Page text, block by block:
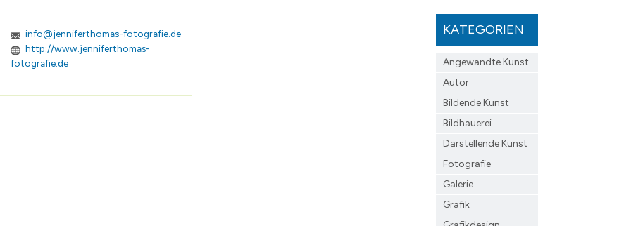
info@jenniferthomas-fotografie.de
http://www.jenniferthomas-
fotografie.de
KATEGORIEN
Angewandte Kunst
Autor
Bildende Kunst
Bildhauerei
Darstellende Kunst
Fotografie
Galerie
Grafik